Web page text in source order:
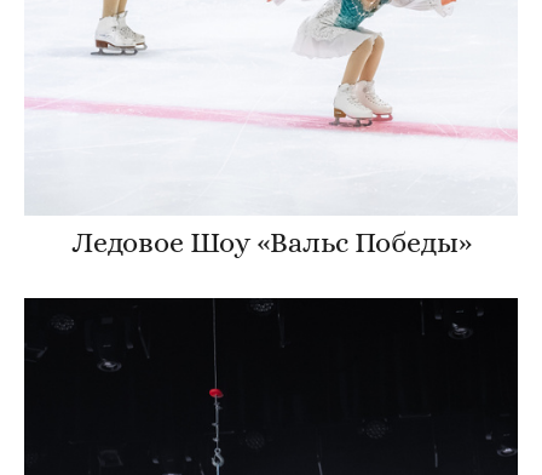
Ледовое Шоу «Вальс Победы»